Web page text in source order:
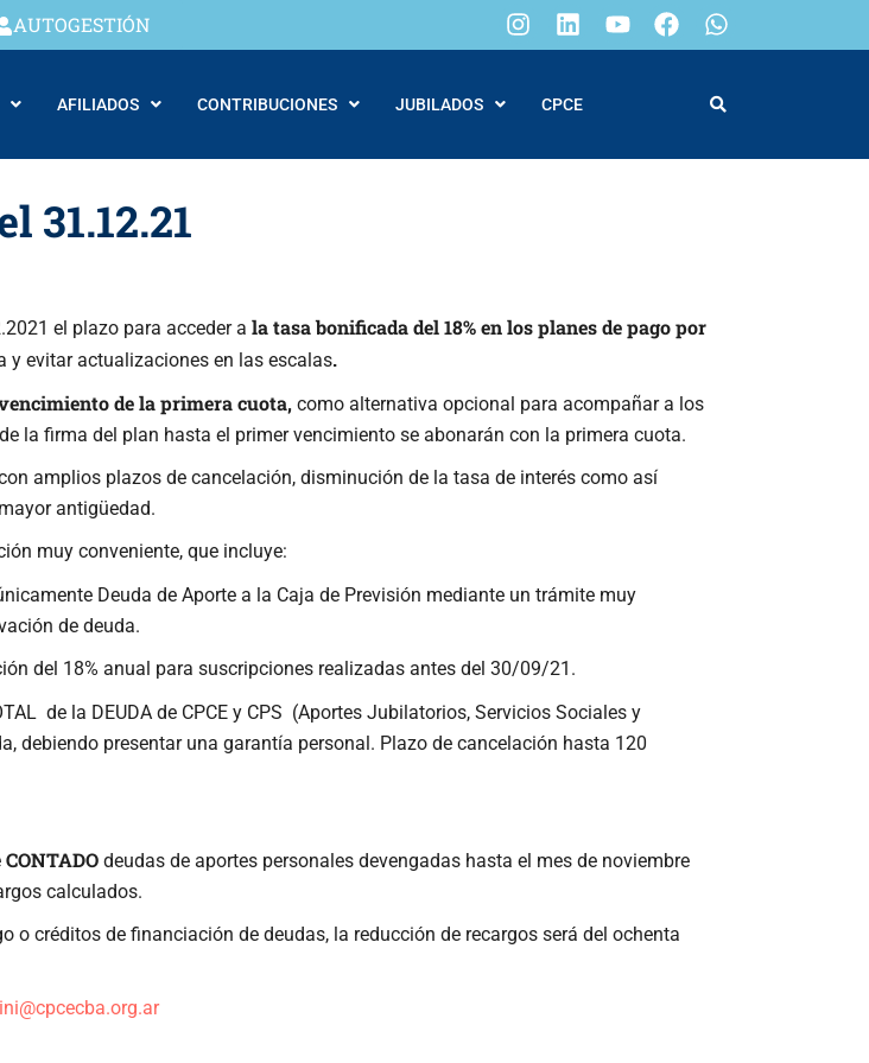
AUTOGESTIÓN
AFILIADOS CONTRIBUCIONES JUBILADOS CPCE
31.12.21
el plazo para acceder a la tasa bonificada del 18% en los planes de pago por
y evitar actualizaciones en las escalas.
de la primera cuota, como alternativa opcional para acompañar a los
la firma del plan hasta el primer vencimiento se abonarán con la primera cuota.
amplios plazos de cancelación, disminución de la tasa de interés como así
antigüedad.
muy conveniente, que incluye:
Deuda de Aporte a la Caja de Previsión mediante un trámite muy
de deuda.
del 18% anual para suscripciones realizadas antes del 30/09/21.
de la DEUDA de CPCE y CPS (Aportes Jubilatorios, Servicios Sociales y
debiendo presentar una garantía personal. Plazo de cancelación hasta 120
CONTADO deudas de aportes personales devengadas hasta el mes de noviembre
calculados.
créditos de financiación de deudas, la reducción de recargos será del ochenta